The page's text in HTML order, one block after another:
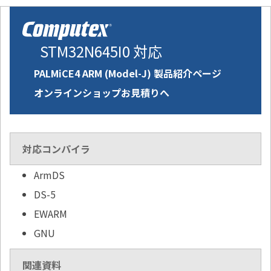
STM32N645I0 対応
PALMiCE4 ARM (Model-J) 製品紹介ページ
オンラインショップお見積りへ
対応コンパイラ
ArmDS
DS-5
EWARM
GNU
関連資料